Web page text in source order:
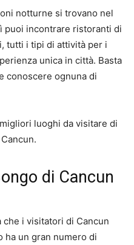
notturne si trovano nel
puoi incontrare ristoranti di
tutti i tipi di attività per i
unica in città. Basta
conoscere ognuna di
luoghi da visitare di
di Cancun
che i visitatori di Cancun
ha un gran numero di